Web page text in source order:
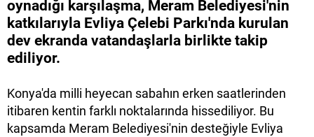
oynadığı karşılaşma, Meram Belediyesi'nin
katkılarıyla Evliya Çelebi Parkı'nda kurulan
dev ekranda vatandaşlarla birlikte takip
ediliyor.
Konya'da milli heyecan sabahın erken saatlerinden
itibaren kentin farklı noktalarında hissediliyor. Bu
kapsamda Meram Belediyesi'nin desteğiyle Evliya